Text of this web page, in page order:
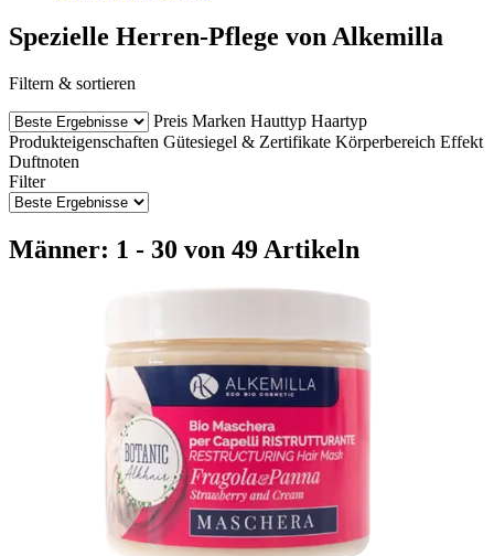
Spezielle Herren-Pflege von Alkemilla
Filtern & sortieren
Preis Marken Hauttyp Haartyp
Produkteigenschaften Gütesiegel & Zertifikate Körperbereich Effekt
Duftnoten
Filter
Männer: 1 - 30 von 49 Artikeln